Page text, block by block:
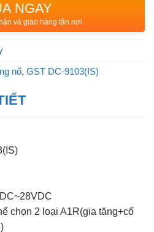
NGAY
và giao hàng tận nơi
nổ, GST DC-9103(IS)
chọn 2 loại A1R(gia tăng+cố